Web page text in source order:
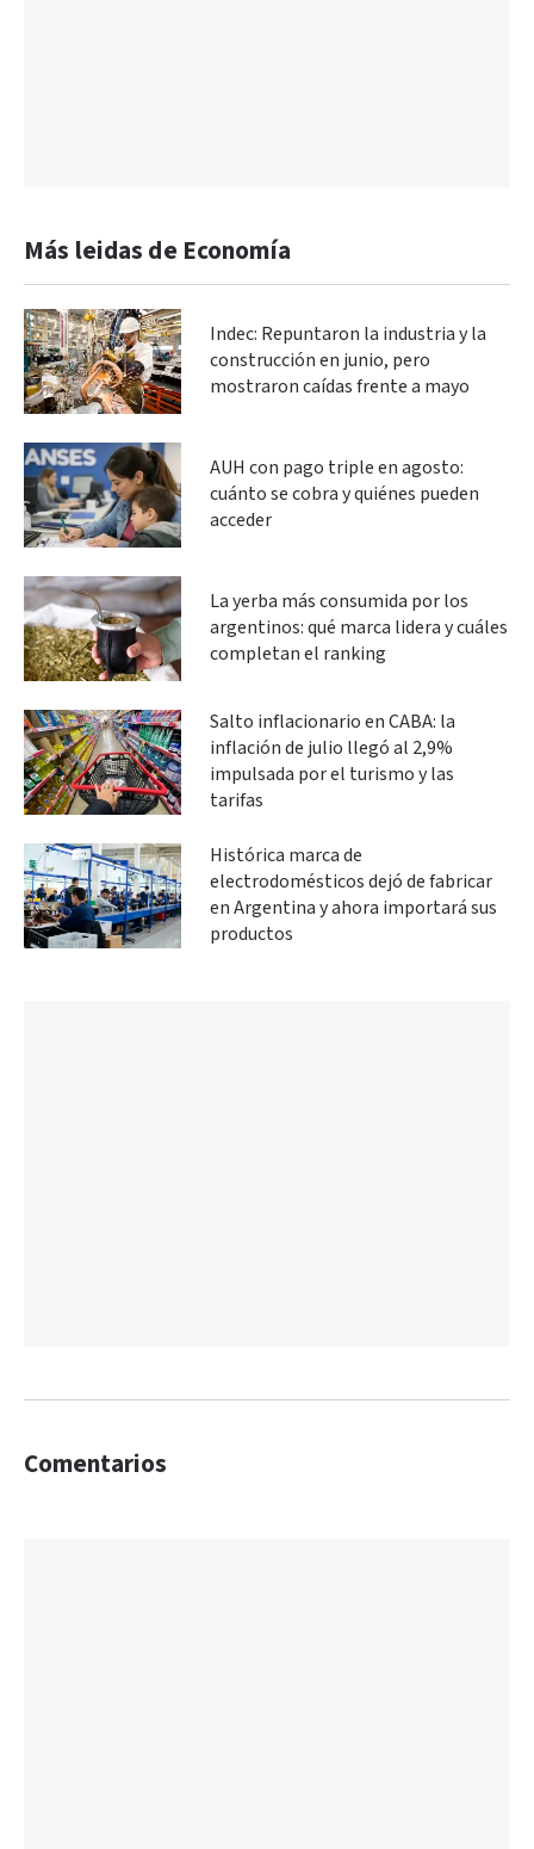
Más leidas de Economía
Indec: Repuntaron la industria y la
construcción en junio, pero
mostraron caídas frente a mayo
AUH con pago triple en agosto:
cuánto se cobra y quiénes pueden
acceder
La yerba más consumida por los
argentinos: qué marca lidera y cuáles
completan el ranking
Salto inflacionario en CABA: la
inflación de julio llegó al 2,9%
impulsada por el turismo y las
tarifas
Histórica marca de
electrodomésticos dejó de fabricar
en Argentina y ahora importará sus
productos
Comentarios